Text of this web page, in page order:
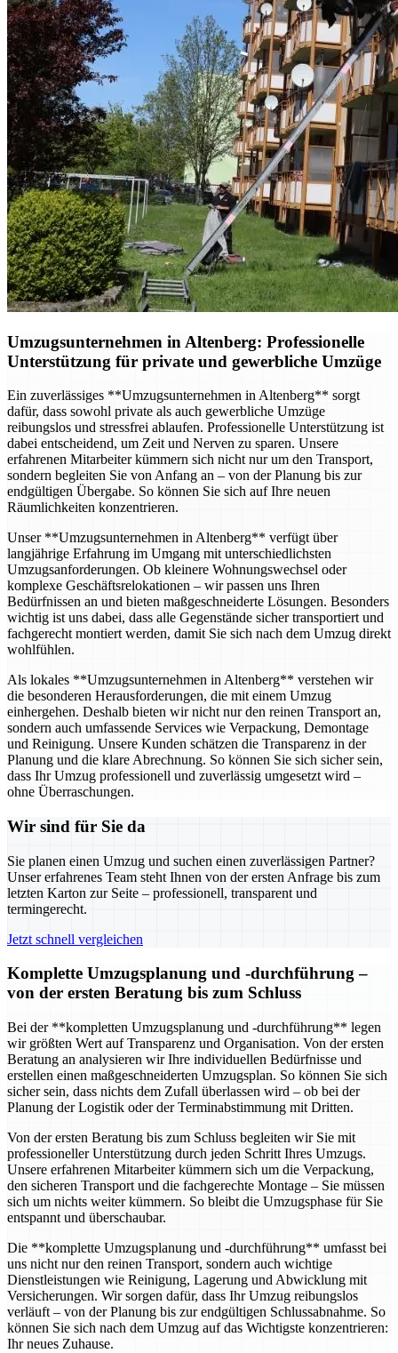
Umzugsunternehmen in Altenberg: Professionelle
Unterstützung für private und gewerbliche Umzüge
Ein zuverlässiges **Umzugsunternehmen in Altenberg** sorgt
dafür, dass sowohl private als auch gewerbliche Umzüge
reibungslos und stressfrei ablaufen. Professionelle Unterstützung ist
dabei entscheidend, um Zeit und Nerven zu sparen. Unsere
erfahrenen Mitarbeiter kümmern sich nicht nur um den Transport,
sondern begleiten Sie von Anfang an – von der Planung bis zur
endgültigen Übergabe. So können Sie sich auf Ihre neuen
Räumlichkeiten konzentrieren.
Unser **Umzugsunternehmen in Altenberg** verfügt über
langjährige Erfahrung im Umgang mit unterschiedlichsten
Umzugsanforderungen. Ob kleinere Wohnungswechsel oder
komplexe Geschäftsrelokationen – wir passen uns Ihren
Bedürfnissen an und bieten maßgeschneiderte Lösungen. Besonders
wichtig ist uns dabei, dass alle Gegenstände sicher transportiert und
fachgerecht montiert werden, damit Sie sich nach dem Umzug direkt
wohlfühlen.
Als lokales **Umzugsunternehmen in Altenberg** verstehen wir
die besonderen Herausforderungen, die mit einem Umzug
einhergehen. Deshalb bieten wir nicht nur den reinen Transport an,
sondern auch umfassende Services wie Verpackung, Demontage
und Reinigung. Unsere Kunden schätzen die Transparenz in der
Planung und die klare Abrechnung. So können Sie sich sicher sein,
dass Ihr Umzug professionell und zuverlässig umgesetzt wird –
ohne Überraschungen.
Wir sind für Sie da
Sie planen einen Umzug und suchen einen zuverlässigen Partner?
Unser erfahrenes Team steht Ihnen von der ersten Anfrage bis zum
letzten Karton zur Seite – professionell, transparent und
termingerecht.
Jetzt schnell vergleichen
Komplette Umzugsplanung und -durchführung –
von der ersten Beratung bis zum Schluss
Bei der **kompletten Umzugsplanung und -durchführung** legen
wir größten Wert auf Transparenz und Organisation. Von der ersten
Beratung an analysieren wir Ihre individuellen Bedürfnisse und
erstellen einen maßgeschneiderten Umzugsplan. So können Sie sich
sicher sein, dass nichts dem Zufall überlassen wird – ob bei der
Planung der Logistik oder der Terminabstimmung mit Dritten.
Von der ersten Beratung bis zum Schluss begleiten wir Sie mit
professioneller Unterstützung durch jeden Schritt Ihres Umzugs.
Unsere erfahrenen Mitarbeiter kümmern sich um die Verpackung,
den sicheren Transport und die fachgerechte Montage – Sie müssen
sich um nichts weiter kümmern. So bleibt die Umzugsphase für Sie
entspannt und überschaubar.
Die **komplette Umzugsplanung und -durchführung** umfasst bei
uns nicht nur den reinen Transport, sondern auch wichtige
Dienstleistungen wie Reinigung, Lagerung und Abwicklung mit
Versicherungen. Wir sorgen dafür, dass Ihr Umzug reibungslos
verläuft – von der Planung bis zur endgültigen Schlussabnahme. So
können Sie sich nach dem Umzug auf das Wichtigste konzentrieren:
Ihr neues Zuhause.